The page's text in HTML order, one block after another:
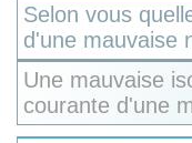
Selon vous
d'une mauvaise
Une mauvaise
courante d'une